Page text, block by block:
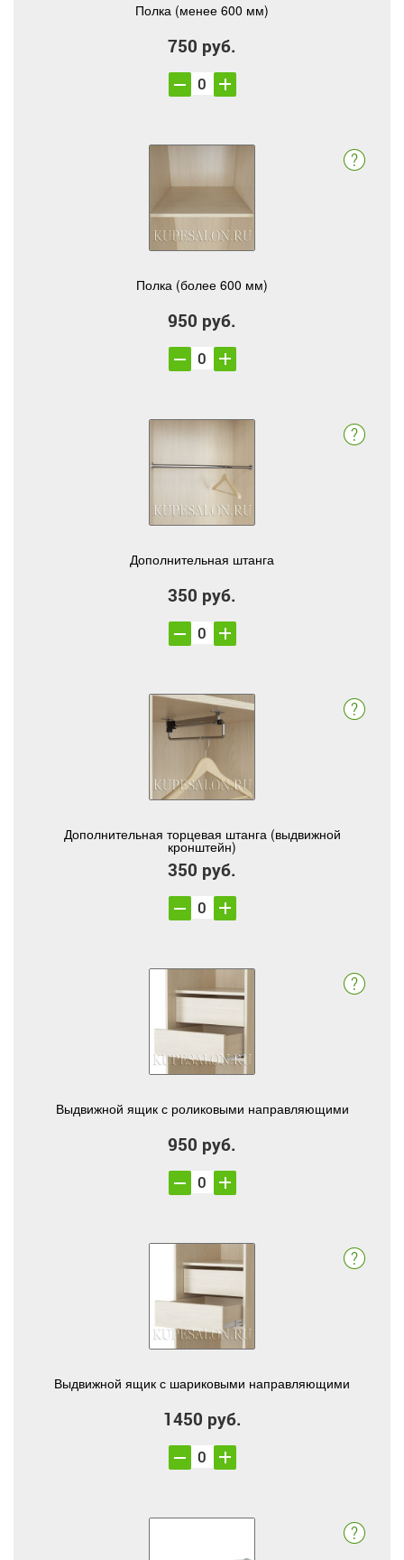
Полка (менее 600 мм)
750 руб.
Полка (более 600 мм)
950 руб.
Дополнительная штанга
350 руб.
Дополнительная торцевая штанга (выдвижной
кронштейн)
350 руб.
Выдвижной ящик с роликовыми направляющими
950 руб.
Выдвижной ящик с шариковыми направляющими
1450 руб.